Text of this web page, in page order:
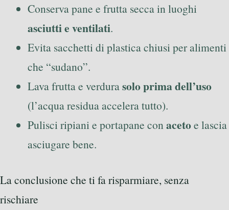
Conserva pane e frutta secca in luoghi
asciutti e ventilati.
Evita sacchetti di plastica chiusi per alimenti
che “sudano”.
Lava frutta e verdurasolo prima dell’uso
(l’acqua residua accelera tutto).
Pulisci ripiani e portapane con acetoe lascia
asciugare bene.
La conclusione che ti fa risparmiare, senza
rischiare